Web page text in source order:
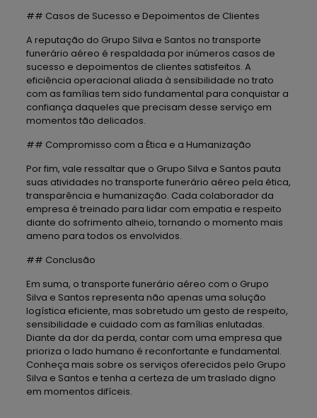
## Casos de Sucesso e Depoimentos de Clientes
A reputação do Grupo Silva e Santos no transporte
funerário aéreo é respaldada por inúmeros casos de
sucesso e depoimentos de clientes satisfeitos. A
eficiência operacional aliada à sensibilidade no trato
com as famílias tem sido fundamental para conquistar a
confiança daqueles que precisam desse serviço em
momentos tão delicados.
## Compromisso com a Ética e a Humanização
Por fim, vale ressaltar que o Grupo Silva e Santos pauta
suas atividades no transporte funerário aéreo pela ética,
transparência e humanização. Cada colaborador da
empresa é treinado para lidar com empatia e respeito
diante do sofrimento alheio, tornando o momento mais
ameno para todos os envolvidos.
## Conclusão
Em suma, o transporte funerário aéreo com o Grupo
Silva e Santos representa não apenas uma solução
logística eficiente, mas sobretudo um gesto de respeito,
sensibilidade e cuidado com as famílias enlutadas.
Diante da dor da perda, contar com uma empresa que
prioriza o lado humano é reconfortante e fundamental.
Conheça mais sobre os serviços oferecidos pelo Grupo
Silva e Santos e tenha a certeza de um traslado digno
em momentos difíceis.